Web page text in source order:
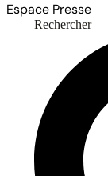
Espace Presse
Rechercher